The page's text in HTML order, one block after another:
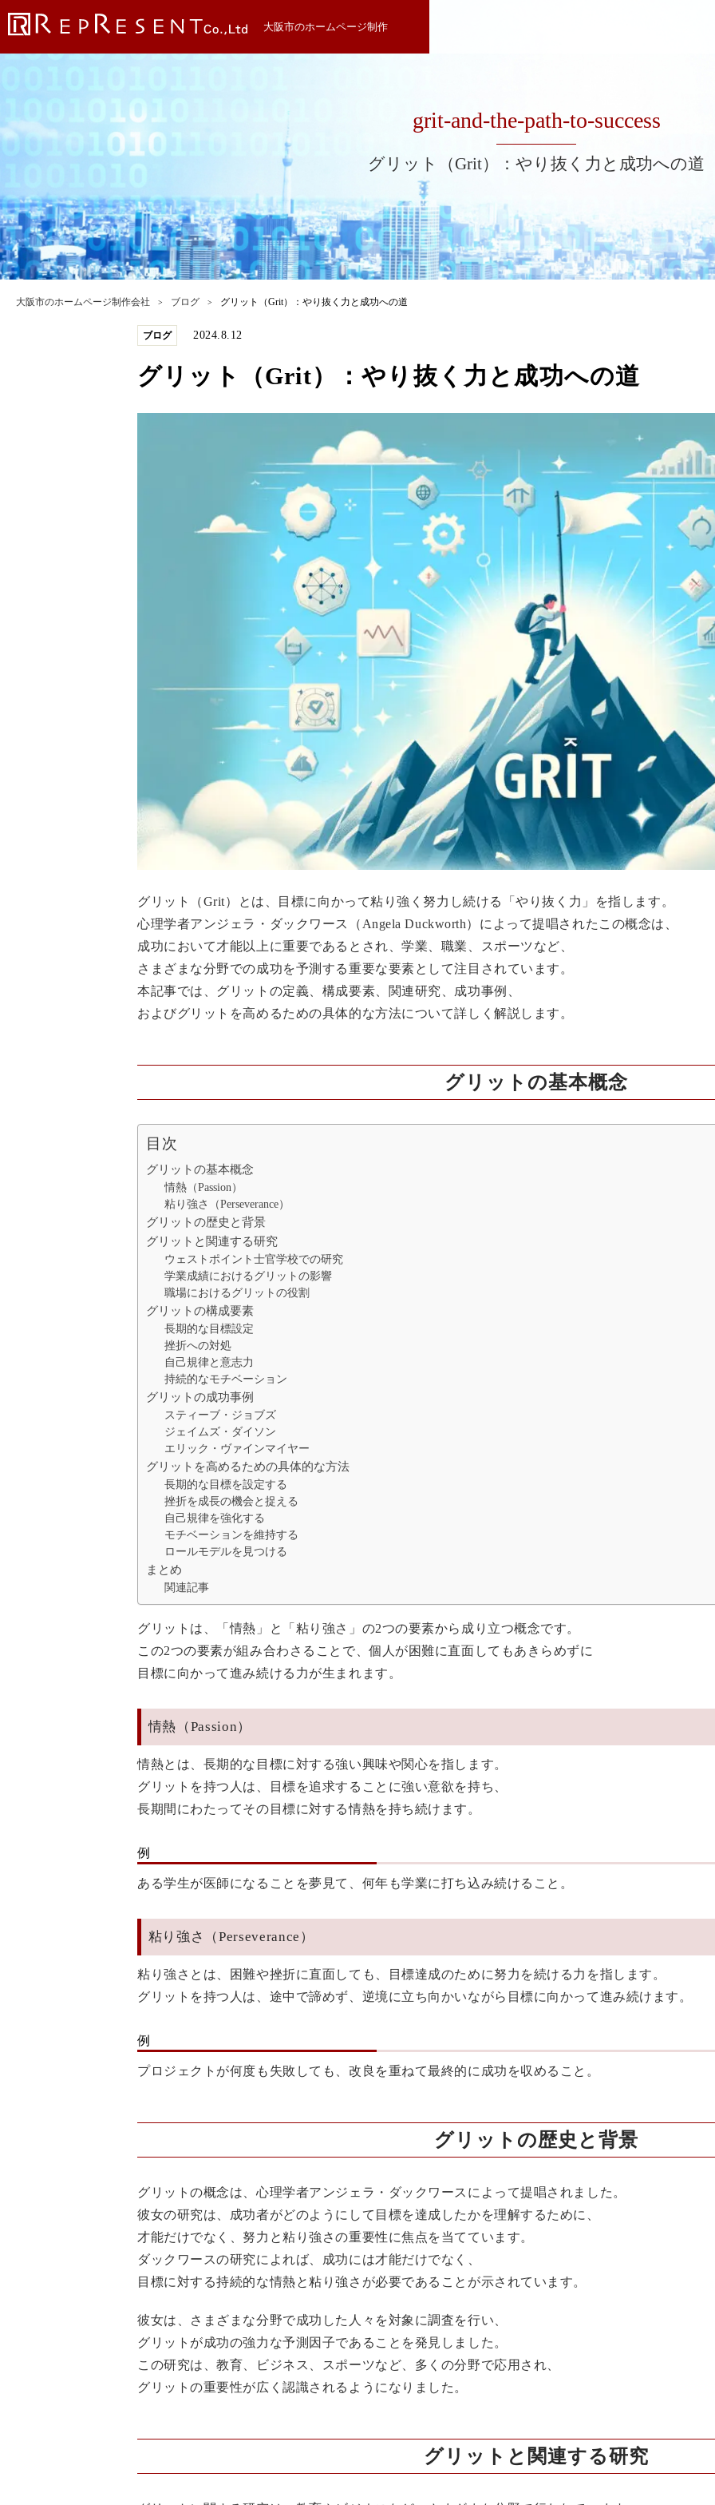
大阪市のホームページ制作
grit-and-the-path-to-success
グリット（Grit）：やり抜く力と成功への道
大阪市のホームページ制作会社 ブログ グリット（Grit）：やり抜く力と成功への道
ブログ 2024.8.12
グリット（Grit）：やり抜く力と成功への道
グリット（Grit）とは、目標に向かって粘り強く努力し続ける「やり抜く力」を指します。
心理学者アンジェラ・ダックワース（Angela Duckworth）によって提唱されたこの概念は、
成功において才能以上に重要であるとされ、学業、職業、スポーツなど、
さまざまな分野での成功を予測する重要な要素として注目されています。
本記事では、グリットの定義、構成要素、関連研究、成功事例、
およびグリットを高めるための具体的な方法について詳しく解説します。
グリットの基本概念
目次
グリットの基本概念
情熱（Passion）
粘り強さ（Perseverance）
グリットの歴史と背景
グリットと関連する研究
ウェストポイント士官学校での研究
学業成績におけるグリットの影響
職場におけるグリットの役割
グリットの構成要素
長期的な目標設定
挫折への対処
自己規律と意志力
持続的なモチベーション
グリットの成功事例
スティーブ・ジョブズ
ジェイムズ・ダイソン
エリック・ヴァインマイヤー
グリットを高めるための具体的な方法
長期的な目標を設定する
挫折を成長の機会と捉える
自己規律を強化する
モチベーションを維持する
ロールモデルを見つける
まとめ
関連記事
グリットは、「情熱」と「粘り強さ」の2つの要素から成り立つ概念です。
この2つの要素が組み合わさることで、個人が困難に直面してもあきらめずに
目標に向かって進み続ける力が生まれます。
情熱（Passion）
情熱とは、長期的な目標に対する強い興味や関心を指します。
グリットを持つ人は、目標を追求することに強い意欲を持ち、
長期間にわたってその目標に対する情熱を持ち続けます。
例
ある学生が医師になることを夢見て、何年も学業に打ち込み続けること。
粘り強さ（Perseverance）
粘り強さとは、困難や挫折に直面しても、目標達成のために努力を続ける力を指します。
グリットを持つ人は、途中で諦めず、逆境に立ち向かいながら目標に向かって進み続けます。
例
プロジェクトが何度も失敗しても、改良を重ねて最終的に成功を収めること。
グリットの歴史と背景
グリットの概念は、心理学者アンジェラ・ダックワースによって提唱されました。
彼女の研究は、成功者がどのようにして目標を達成したかを理解するために、
才能だけでなく、努力と粘り強さの重要性に焦点を当てています。
ダックワースの研究によれば、成功には才能だけでなく、
目標に対する持続的な情熱と粘り強さが必要であることが示されています。
彼女は、さまざまな分野で成功した人々を対象に調査を行い、
グリットが成功の強力な予測因子であることを発見しました。
この研究は、教育、ビジネス、スポーツなど、多くの分野で応用され、
グリットの重要性が広く認識されるようになりました。
グリットと関連する研究